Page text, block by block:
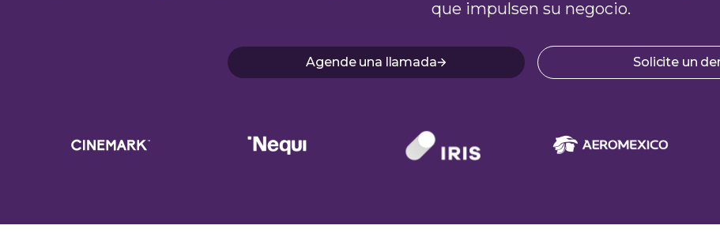
que impulsen su negocio.
Agende una llamada Solicite un